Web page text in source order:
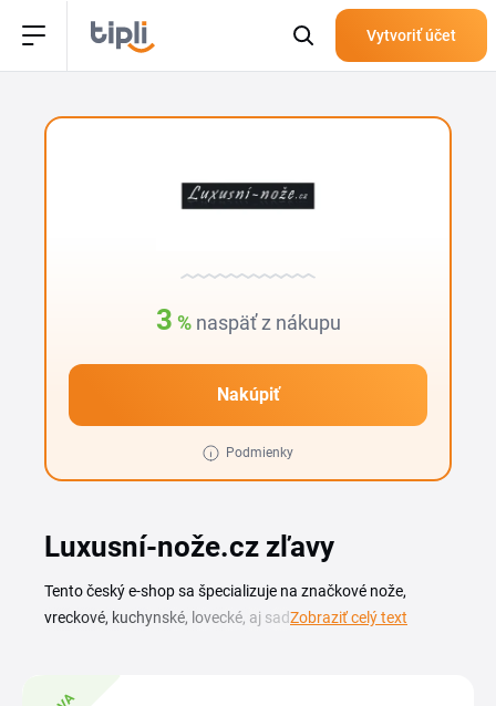
Vytvoriť účet
3 % naspäť z nákupu
Nakúpiť
Podmienky
Luxusní-nože.cz zľavy
Tento český e-shop sa špecializuje na značkové nože,
vreckové, kuchynské, lovecké, aj sady nožov vhodné ako
kúsok za výhodnejšiu cenu. Aktuálne kupóny, promo kódy a
Zobraziť celý text